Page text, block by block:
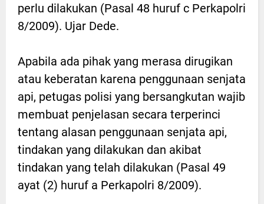
perlu dilakukan (Pasal 48 huruf c Perkapolri
8/2009). Ujar Dede.
Apabila ada pihak yang merasa dirugikan
atau keberatan karena penggunaan senjata
api, petugas polisi yang bersangkutan wajib
membuat penjelasan secara terperinci
tentang alasan penggunaan senjata api,
tindakan yang dilakukan dan akibat
tindakan yang telah dilakukan (Pasal 49
ayat (2) huruf a Perkapolri 8/2009).